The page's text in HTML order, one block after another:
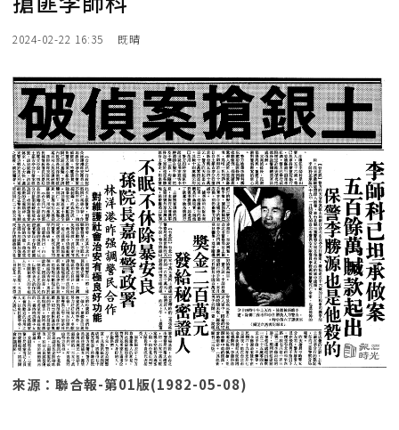
2024-02-22 16:35 既晴
來源：聯合報-第01版(1982-05-08)